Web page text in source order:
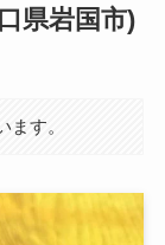
県岩国市)
す。